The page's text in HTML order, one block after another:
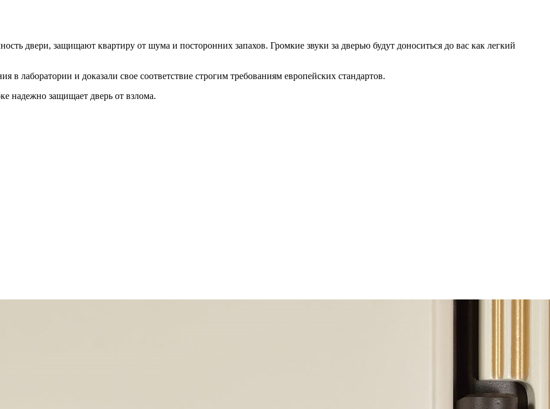
двери, защищают квартиру от шума и посторонних запахов. Громкие звуки за дверью будут доноситься до вас как легкий
в лаборатории и доказали свое соответствие строгим требованиям европейских стандартов.
надежно защищает дверь от взлома.